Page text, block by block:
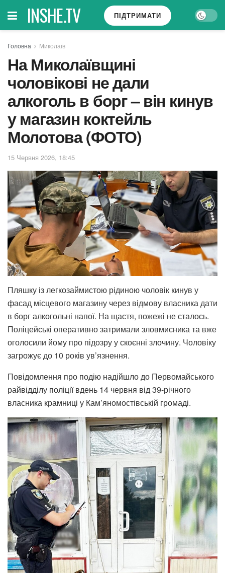
INSHE.TV ПІДТРИМАТИ
Головна Миколаїв
На Миколаївщині
чоловікові не дали
алкоголь в борг – він кинув
у магазин коктейль
Молотова (ФОТО)
15 Червня 2026, 18:45
Пляшку із легкозаймистою рідиною чоловік кинув у
фасад місцевого магазину через відмову власника дати
в борг алкогольні напої. На щастя, пожежі не сталось.
Поліцейські оперативно затримали зловмисника та вже
оголосили йому про підозру у скоєнні злочину. Чоловіку
загрожує до 10 років ув’язнення.
Повідомлення про подію надійшло до Первомайського
райвідділу поліції вдень 14 червня від 39-річного
власника крамниці у Кам’яномостівській громаді.